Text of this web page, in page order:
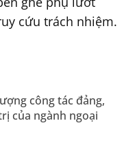
cứu trách nhiệm.
công tác đảng,
của ngành ngoại